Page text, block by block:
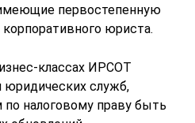
первостепенную
юриста.
классах ИРСОТ
служб,
налоговому праву быть